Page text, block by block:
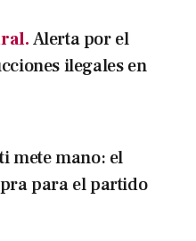
Alerta por el
ilegales en
mete mano: el
para el partido